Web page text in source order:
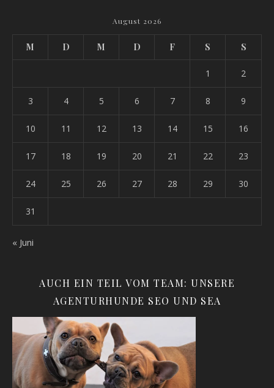
August 2026
M D M D F S S
1 2
3 4 5 6 7 8 9
10 11 12 13 14 15 16
17 18 19 20 21 22 23
24 25 26 27 28 29 30
31
« Juni
AUCH EIN TEIL VOM TEAM: UNSERE
AGENTURHUNDE SEO UND SEA